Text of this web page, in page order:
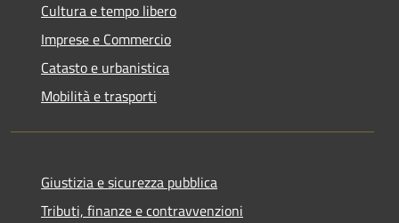
Cultura e tempo libero
Imprese e Commercio
Catasto e urbanistica
Mobilità e trasporti
Giustizia e sicurezza pubblica
Tributi, finanze e contravvenzioni